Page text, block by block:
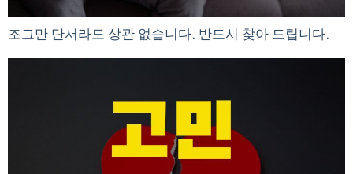
조그만 단서라도 상관 없습니다. 반드시 찾아 드립니다.